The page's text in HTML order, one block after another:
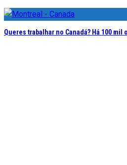
Queres trabalhar no Canadá? Há 100